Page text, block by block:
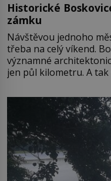
Historické
zámku
Návštěvou jednoho
třeba na celý víkend.
významné
jen půl kilometru. A tak
Boskovice na okraji
ve13. století, a už v